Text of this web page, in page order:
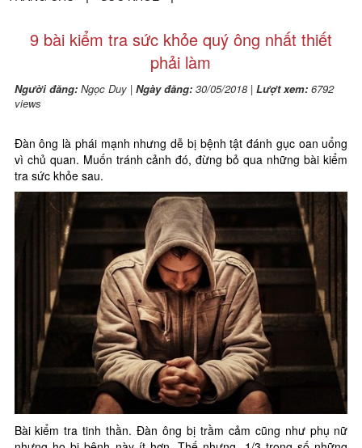
9 bài kiểm tra sức khỏe quý ông nhất thiết
phải làm
Người đăng: Ngọc Duy| Ngày đăng: 30/05/2018| Lượt xem: 6792
views
Đàn ông là phái mạnh nhưng dễ bị bệnh tật đánh gục oan uổng
vì chủ quan. Muốn tránh cảnh đó, đừng bỏ qua những bài kiểm
tra sức khỏe sau.
Bài kiểm tra tinh thần. Đàn ông bị trầm cảm cũng như phụ nữ